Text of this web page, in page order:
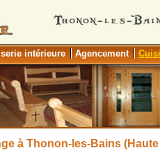
intérieure Agencement
à Thonon-les-Bains